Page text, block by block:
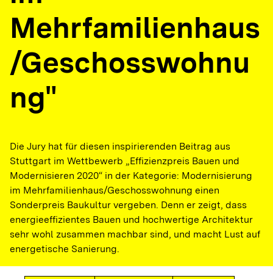
Mehrfamilienhaus
/Geschosswohnu
ng"
Die Jury hat für diesen inspirierenden Beitrag aus
Stuttgart im Wettbewerb „Effizienzpreis Bauen und
Modernisieren 2020“ in der Kategorie: Modernisierung
im Mehrfamilienhaus/Geschosswohnung einen
Sonderpreis Baukultur vergeben. Denn er zeigt, dass
energieeffizientes Bauen und hochwertige Architektur
sehr wohl zusammen machbar sind, und macht Lust auf
energetische Sanierung.